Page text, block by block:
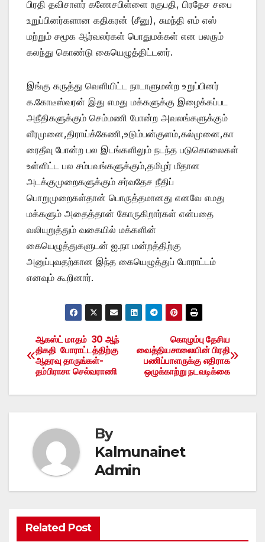
பிரதி தவிசாளர் கணேசபிள்ளை ரகுபதி, பிரதேச சபை
உறுப்பினர்களான கதிகரன் (சீனு), சுமந்தி எம் எஸ்
மற்றும் சமூக ஆர்வலர்கள் பொதுமக்கள் என பலரும்
கலந்து கொண்டு கையெழுத்திட்டனர்.
இங்கு கருத்து வெளியிட்ட நாடாளுமன்ற உறுப்பினர்
க.கோடீஸ்வரன் இது எமது மக்களுக்கு இழைக்கப்பட
அநீதிகளுக்கும் செம்மணி போன்ற அவலங்களுக்கும்
வீரமுனை,திராய்க்கேணி,உடும்பன்குளம்,கல்முனை,கா
ரைதீவு போன்ற பல இடங்களிலும் நடந்த படுகொலைகள்
உள்ளிட்ட பல சம்பவங்களுக்கும்,தமிழர் மீதான
அடக்குமுறைகளுக்கும் சர்வதேச நீதிப்
பொறுமுறைகள்தான் பொருத்தமானது எனவே எமது
மக்களும் அதைத்தான் கோருகிறார்கள் என்பதை
வலியுறுத்தும் வகையில் மக்களின்
கையெழுத்துகளுடன் ஐ.நா மன்றத்திற்கு
அனுப்புவதற்கான இந்த கையெழுத்துப் போராட்டம்
எனவும் கூறினார்.
Post
navigation
கொழும்பு தேசிய
வைத்தியசாலையின் பிரதி
பணிப்பாளருக்கு எதிராக
ஒழுக்காற்று நடவடிக்கை
ஆகஸ்ட் மாதம் 30 ஆந்
திகதி போராட்டத்திற்கு
ஆதரவு தாருங்கள்-
தம்பிராசா செல்வராணி
By
Kalmunainet
Admin
Related Post